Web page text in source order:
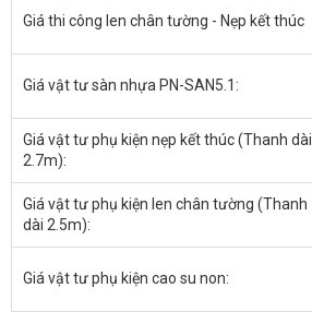
Giá thi công len chân tường - Nẹp kết thúc
Giá vật tư sàn nhựa PN-SAN5.1:
Giá vật tư phụ kiện nẹp kết thúc (Thanh dài
2.7m):
Giá vật tư phụ kiện len chân tường (Thanh
dài 2.5m):
Giá vật tư phụ kiện cao su non: